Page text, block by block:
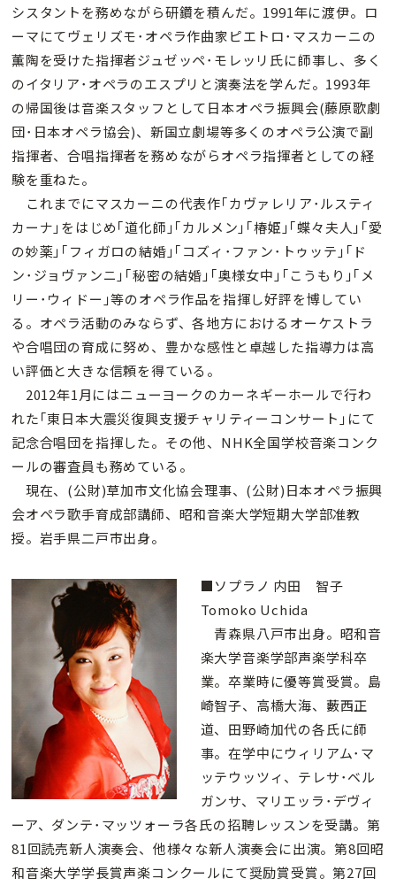
シスタントを務めながら研鑽を積んだ。1991年に渡伊。ロ
ーマにてヴェリズモ･オペラ作曲家ピエトロ･マスカーニの
薫陶を受けた指揮者ジュゼッペ･モレッリ氏に師事し、多く
のイタリア･オペラのエスプリと演奏法を学んだ。1993年
の帰国後は音楽スタッフとして日本オペラ振興会(藤原歌劇
団･日本オペラ協会)、新国立劇場等多くのオペラ公演で副
指揮者、合唱指揮者を務めながらオペラ指揮者としての経
験を重ねた。
これまでにマスカーニの代表作｢カヴァレリア･ルスティ
カーナ｣をはじめ｢道化師｣｢カルメン｣｢椿姫｣｢蝶々夫人｣｢愛
の妙薬｣｢フィガロの結婚｣｢コズィ･ファン･トゥッテ｣｢ド
ン･ジョヴァンニ｣｢秘密の結婚｣｢奥様女中｣｢こうもり｣｢メ
リー･ウィドー｣等のオペラ作品を指揮し好評を博してい
る。オペラ活動のみならず、各地方におけるオーケストラ
や合唱団の育成に努め、豊かな感性と卓越した指導力は高
い評価と大きな信頼を得ている。
2012年1月にはニューヨークのカーネギーホールで行わ
れた｢東日本大震災復興支援チャリティーコンサート｣にて
記念合唱団を指揮した。その他、NHK全国学校音楽コンク
ールの審査員も務めている。
現在、(公財)草加市文化協会理事、(公財)日本オペラ振興
会オペラ歌手育成部講師、昭和音楽大学短期大学部准教
授。岩手県二戸市出身。
■ソプラノ 内田 智子
Tomoko Uchida
青森県八戸市出身。昭和音
楽大学音楽学部声楽学科卒
業。卒業時に優等賞受賞。島
崎智子、高橋大海、藪西正
道、田野崎加代の各氏に師
事。在学中にウィリアム･マ
ッテウッツィ、テレサ･ベル
ガンサ、マリエッラ･デヴィ
ーア、ダンテ･マッツォーラ各氏の招聘レッスンを受講。第
81回読売新人演奏会、他様々な新人演奏会に出演。第8回昭
和音楽大学学長賞声楽コンクールにて奨励賞受賞。第27回